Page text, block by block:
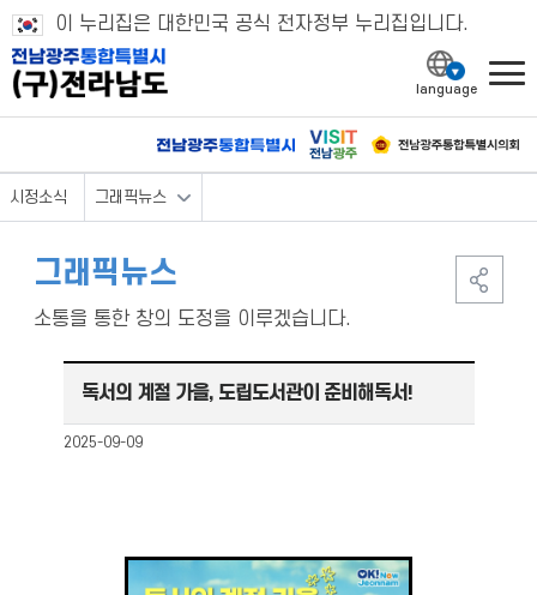
이 누리집은 대한민국 공식 전자정부 누리집입니다.
시정소식 그래픽뉴스
그래픽뉴스
소통을 통한 창의 도정을 이루겠습니다.
독서의 계절 가을, 도립도서관이 준비해독서!
2025-09-09